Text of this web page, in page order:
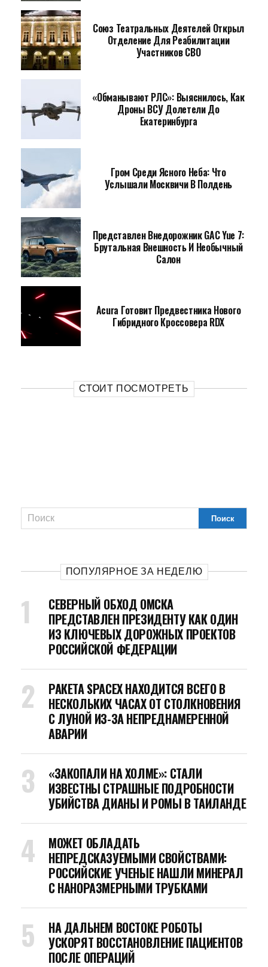
Союз Театральных Деятелей Открыл
Отделение Для Реабилитации
Участников СВО
«Обманывают РЛС»: Выяснилось, Как
Дроны ВСУ Долетели До
Екатеринбурга
Гром Среди Ясного Неба: Что
Услышали Москвичи В Полдень
Представлен Внедорожник GAC Yue 7:
Брутальная Внешность И Необычный
Салон
Acura Готовит Предвестника Нового
Гибридного Кроссовера RDX
СТОИТ ПОСМОТРЕТЬ
ПОПУЛЯРНОЕ ЗА НЕДЕЛЮ
СЕВЕРНЫЙ ОБХОД ОМСКА
ПРЕДСТАВЛЕН ПРЕЗИДЕНТУ КАК ОДИН
ИЗ КЛЮЧЕВЫХ ДОРОЖНЫХ ПРОЕКТОВ
РОССИЙСКОЙ ФЕДЕРАЦИИ
РАКЕТА SPACEX НАХОДИТСЯ ВСЕГО В
НЕСКОЛЬКИХ ЧАСАХ ОТ СТОЛКНОВЕНИЯ
С ЛУНОЙ ИЗ-ЗА НЕПРЕДНАМЕРЕННОЙ
АВАРИИ
«ЗАКОПАЛИ НА ХОЛМЕ»: СТАЛИ
ИЗВЕСТНЫ СТРАШНЫЕ ПОДРОБНОСТИ
УБИЙСТВА ДИАНЫ И РОМЫ В ТАИЛАНДЕ
МОЖЕТ ОБЛАДАТЬ
НЕПРЕДСКАЗУЕМЫМИ СВОЙСТВАМИ:
РОССИЙСКИЕ УЧЕНЫЕ НАШЛИ МИНЕРАЛ
С НАНОРАЗМЕРНЫМИ ТРУБКАМИ
НА ДАЛЬНЕМ ВОСТОКЕ РОБОТЫ
УСКОРЯТ ВОССТАНОВЛЕНИЕ ПАЦИЕНТОВ
ПОСЛЕ ОПЕРАЦИЙ